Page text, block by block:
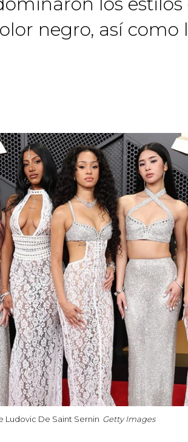
negro, así como
Ludovic De Saint Sernin Getty Images